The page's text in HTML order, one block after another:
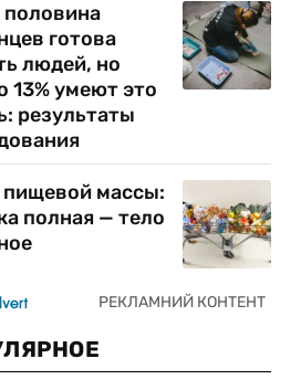
половина
готова
людей, но
13% умеют это
результаты
пищевой массы:
полная — тело